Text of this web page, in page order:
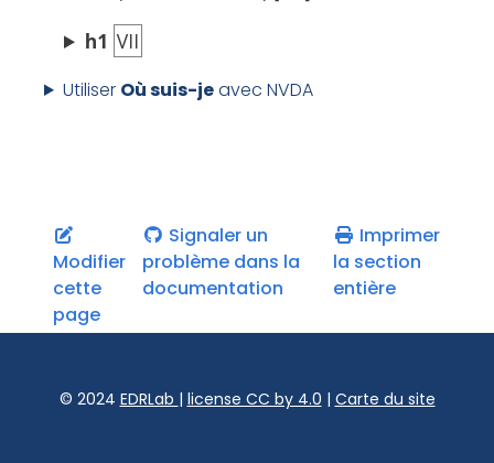
Utiliser Où suis-jeavec NVDA
Modifier
cette
page
Signaler un
problème dans la
documentation
Imprimer
la section
entière
© 2024 EDRLab | license CC by 4.0 | Carte du site